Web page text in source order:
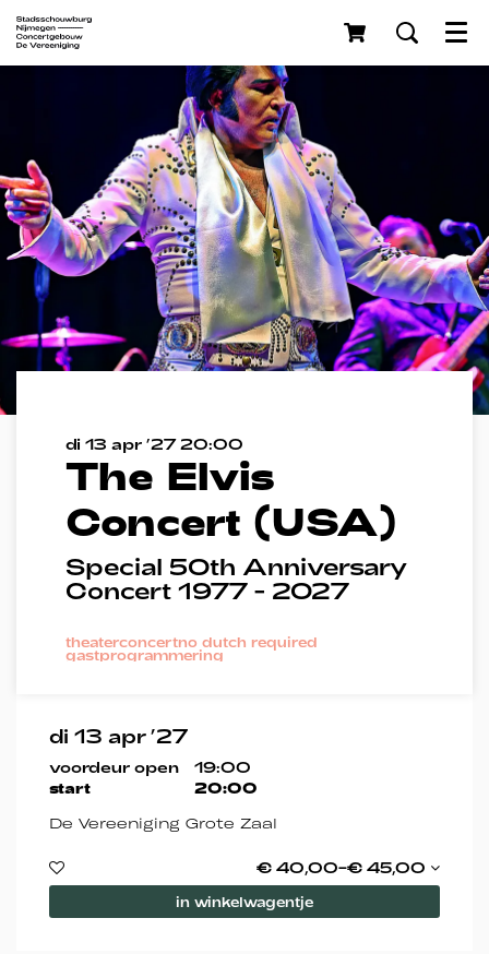
Menu
The Elvis
Concert (USA)
Special 50th Anniversary
Concert 1977 - 2027
di 13 apr ’2720:00
theaterconcertno dutch required
gastprogrammering
di 13 apr ’27
voordeur open
19:00
start
20:00
De Vereeniging Grote Zaal
€ 40,00–€ 45,00
in winkelwagentje
Inzoomen